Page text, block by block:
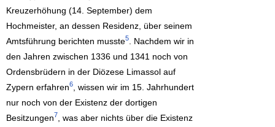
Kreuzerhöhung (14. September) dem
Hochmeister, an dessen Residenz, über seinem
Amtsführung berichten musste5
. Nachdem wir in
den Jahren zwischen 1336 und 1341 noch von
Ordensbrüdern in der Diözese Limassol auf
Zypern erfahren6
, wissen wir im 15. Jahrhundert
nur noch von der Existenz der dortigen
Besitzungen7
, was aber nichts über die Existenz